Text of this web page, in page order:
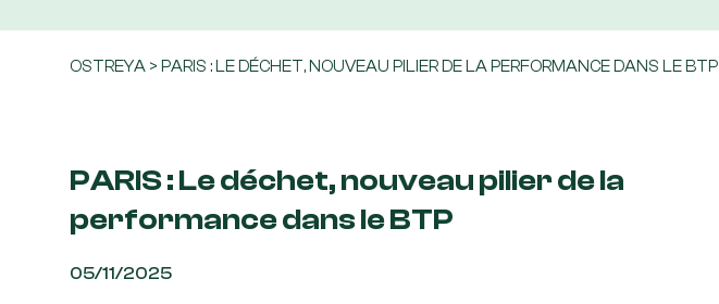
OSTREYA> PARIS : LE DÉCHET, NOUVEAU PILIER DE LA PERFORMANCE DANS LE BTP
PARIS : Le déchet, nouveau pilier de la
performance dans le BTP
05/11/2025